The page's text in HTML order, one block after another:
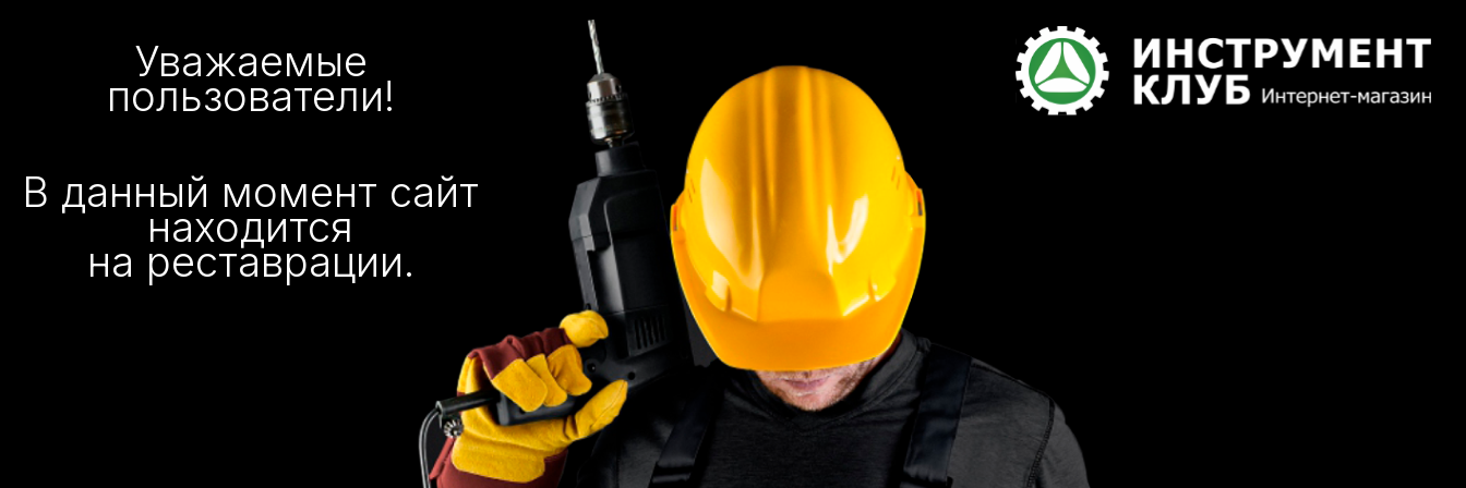
Уважаемые
пользователи!
В данный момент сайт
находится
на реставрации.